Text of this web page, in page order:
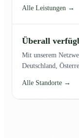
Alle Leistungen →
Überall
Mit unserem
Deutschland,
Alle Standorte →